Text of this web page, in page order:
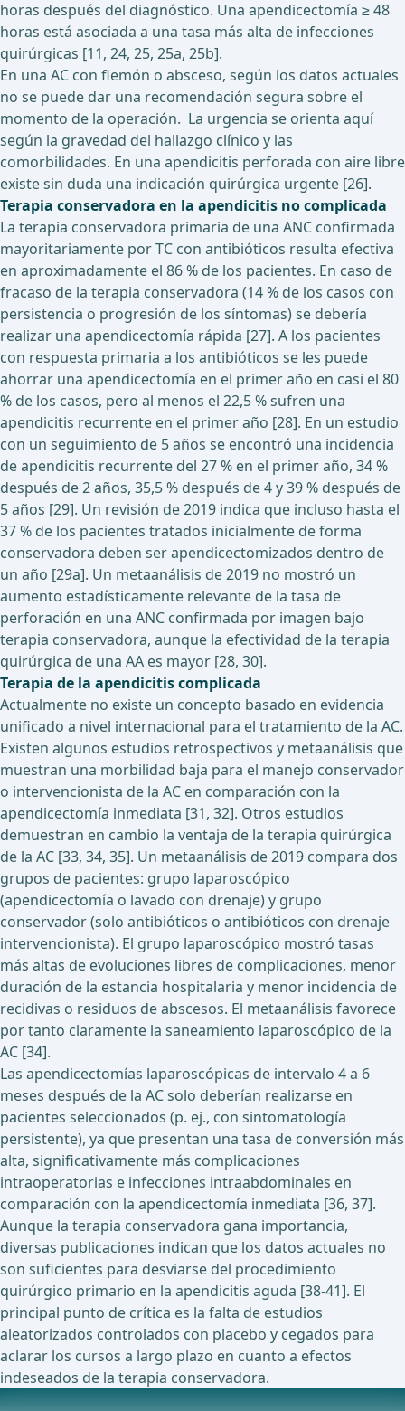
horas después del diagnóstico. Una apendicectomía ≥ 48
horas está asociada a una tasa más alta de infecciones
quirúrgicas [11, 24, 25, 25a, 25b].
En una AC con flemón o absceso, según los datos actuales
no se puede dar una recomendación segura sobre el
momento de la operación. La urgencia se orienta aquí
según la gravedad del hallazgo clínico y las
comorbilidades. En una apendicitis perforada con aire libre
existe sin duda una indicación quirúrgica urgente [26].
Terapia conservadora en la apendicitis no complicada
La terapia conservadora primaria de una ANC confirmada
mayoritariamente por TC con antibióticos resulta efectiva
en aproximadamente el 86 % de los pacientes. En caso de
fracaso de la terapia conservadora (14 % de los casos con
persistencia o progresión de los síntomas) se debería
realizar una apendicectomía rápida [27]. A los pacientes
con respuesta primaria a los antibióticos se les puede
ahorrar una apendicectomía en el primer año en casi el 80
% de los casos, pero al menos el 22,5 % sufren una
apendicitis recurrente en el primer año [28]. En un estudio
con un seguimiento de 5 años se encontró una incidencia
de apendicitis recurrente del 27 % en el primer año, 34 %
después de 2 años, 35,5 % después de 4 y 39 % después de
5 años [29]. Un revisión de 2019 indica que incluso hasta el
37 % de los pacientes tratados inicialmente de forma
conservadora deben ser apendicectomizados dentro de
un año [29a]. Un metaanálisis de 2019 no mostró un
aumento estadísticamente relevante de la tasa de
perforación en una ANC confirmada por imagen bajo
terapia conservadora, aunque la efectividad de la terapia
quirúrgica de una AA es mayor [28, 30].
Terapia de la apendicitis complicada
Actualmente no existe un concepto basado en evidencia
unificado a nivel internacional para el tratamiento de la AC.
Existen algunos estudios retrospectivos y metaanálisis que
muestran una morbilidad baja para el manejo conservador
o intervencionista de la AC en comparación con la
apendicectomía inmediata [31, 32]. Otros estudios
demuestran en cambio la ventaja de la terapia quirúrgica
de la AC [33, 34, 35]. Un metaanálisis de 2019 compara dos
grupos de pacientes: grupo laparoscópico
(apendicectomía o lavado con drenaje) y grupo
conservador (solo antibióticos o antibióticos con drenaje
intervencionista). El grupo laparoscópico mostró tasas
más altas de evoluciones libres de complicaciones, menor
duración de la estancia hospitalaria y menor incidencia de
recidivas o residuos de abscesos. El metaanálisis favorece
por tanto claramente la saneamiento laparoscópico de la
AC [34].
Las apendicectomías laparoscópicas de intervalo 4 a 6
meses después de la AC solo deberían realizarse en
pacientes seleccionados (p. ej., con sintomatología
persistente), ya que presentan una tasa de conversión más
alta, significativamente más complicaciones
intraoperatorias e infecciones intraabdominales en
comparación con la apendicectomía inmediata [36, 37].
Aunque la terapia conservadora gana importancia,
diversas publicaciones indican que los datos actuales no
son suficientes para desviarse del procedimiento
quirúrgico primario en la apendicitis aguda [38-41]. El
principal punto de crítica es la falta de estudios
aleatorizados controlados con placebo y cegados para
aclarar los cursos a largo plazo en cuanto a efectos
indeseados de la terapia conservadora.
Estudios en curso actualmente sobre este tema